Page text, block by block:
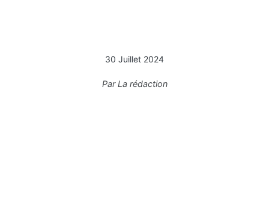
30 Juillet 2024
ParLa rédaction